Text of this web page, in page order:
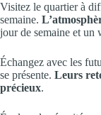
Visitez le quartier à
semaine.
jour de semaine et un
Échangez avec les
se présente. Leurs
précieux.